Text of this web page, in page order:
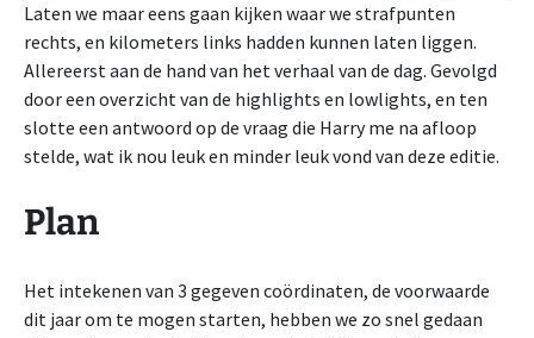
Laten we maar eens gaan kijken waar we strafpunten
rechts, en kilometers links hadden kunnen laten liggen.
Allereerst aan de hand van het verhaal van de dag. Gevolgd
door een overzicht van de highlights en lowlights, en ten
slotte een antwoord op de vraag die Harry me na afloop
stelde, wat ik nou leuk en minder leuk vond van deze editie.
Plan
Het intekenen van 3 gegeven coördinaten, de voorwaarde
dit jaar om te mogen starten, hebben we zo snel gedaan